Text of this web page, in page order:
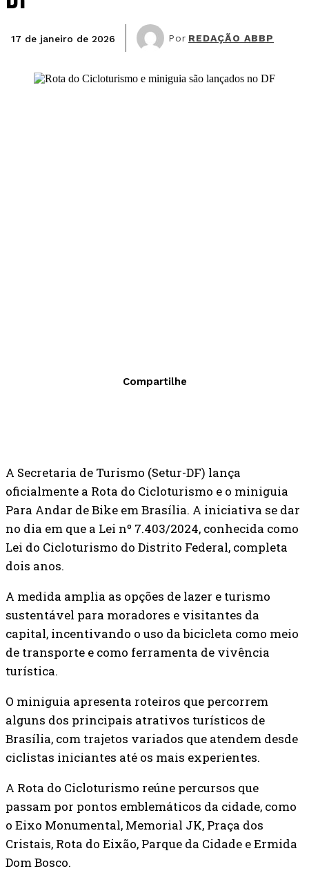
17 de janeiro de 2026 Por REDAÇÃO ABBP
Compartilhe
A Secretaria de Turismo (Setur-DF) lança
oficialmente a Rota do Cicloturismo e o miniguia
Para Andar de Bike em Brasília. A iniciativa se dar
no dia em que a Lei nº 7.403/2024, conhecida como
Lei do Cicloturismo do Distrito Federal, completa
dois anos.
A medida amplia as opções de lazer e turismo
sustentável para moradores e visitantes da
capital, incentivando o uso da bicicleta como meio
de transporte e como ferramenta de vivência
turística.
O miniguia apresenta roteiros que percorrem
alguns dos principais atrativos turísticos de
Brasília, com trajetos variados que atendem desde
ciclistas iniciantes até os mais experientes.
A Rota do Cicloturismo reúne percursos que
passam por pontos emblemáticos da cidade, como
o Eixo Monumental, Memorial JK, Praça dos
Cristais, Rota do Eixão, Parque da Cidade e Ermida
Dom Bosco.